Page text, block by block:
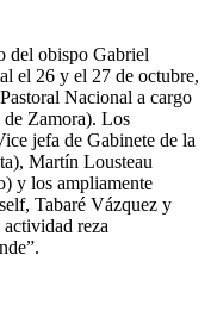
obispo Gabriel
el 26 y el 27 de octubre,
Nacional a cargo
Zamora). Los
jefa de Gabinete de la
Martín Lousteau
y los ampliamente
Tabaré Vázquez y
reza